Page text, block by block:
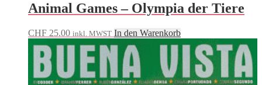
Animal Games – Olympia der Tiere
CHF 25.00 inkl. MWST In den Warenkorb